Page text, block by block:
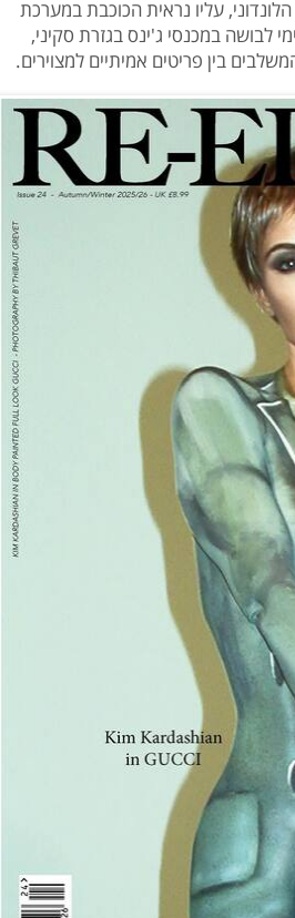
אמש התפרסם השער החדש של קים במגזין Re-Edition הלונדוני, עליו נראית הכוכבת במערכת
לבושה במכנסי ג'ינס בגזרת סקיני,
בין פריטים אמיתיים למצוירים.